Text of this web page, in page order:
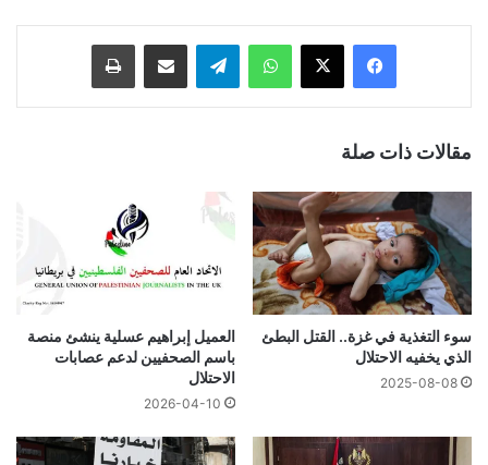
فيسبوك ‫X واتساب تيلقرام مشاركة عبر البريد طباعة
مقالات ذات صلة
سوء التغذية في غزة.. القتل البطئ
الذي يخفيه الاحتلال
2025-08-08
العميل إبراهيم عسلية ينشئ منصة
باسم الصحفيين لدعم عصابات
الاحتلال
2026-04-10